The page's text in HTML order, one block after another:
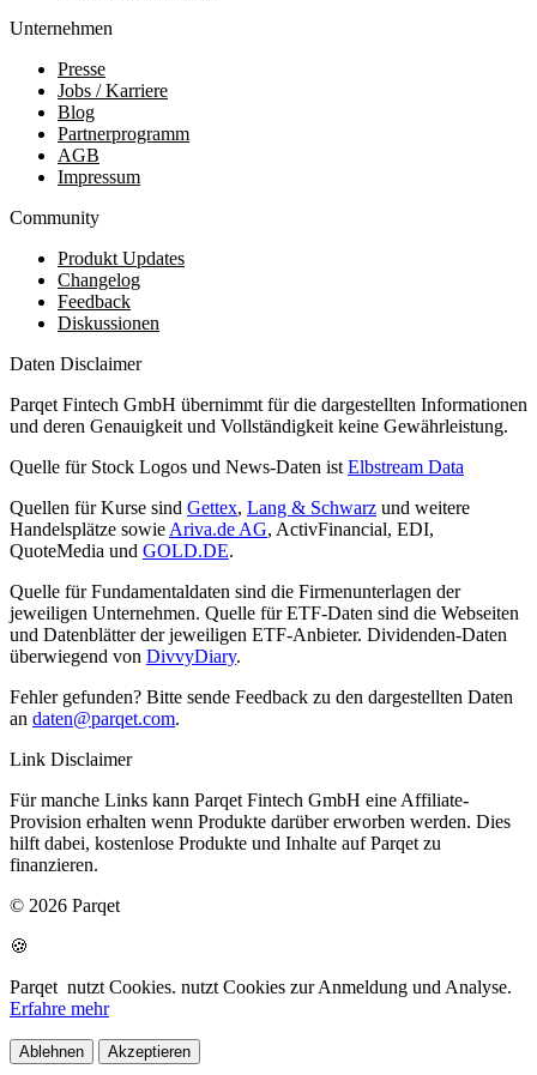
Unternehmen
Presse
Jobs / Karriere
Blog
Partnerprogramm
AGB
Impressum
Community
Produkt Updates
Changelog
Feedback
Diskussionen
Daten Disclaimer
Parqet Fintech GmbH übernimmt für die dargestellten Informationen
und deren Genauigkeit und Vollständigkeit keine Gewährleistung.
Quelle für Stock Logos und News-Daten ist Elbstream Data
Quellen für Kurse sind Gettex, Lang & Schwarz und weitere
Handelsplätze sowie Ariva.de AG, ActivFinancial, EDI,
QuoteMedia und GOLD.DE.
Quelle für Fundamentaldaten sind die Firmenunterlagen der
jeweiligen Unternehmen. Quelle für ETF-Daten sind die Webseiten
und Datenblätter der jeweiligen ETF-Anbieter. Dividenden-Daten
überwiegend von DivvyDiary.
Fehler gefunden? Bitte sende Feedback zu den dargestellten Daten
an daten@parqet.com.
Link Disclaimer
Für manche Links kann Parqet Fintech GmbH eine Affiliate-
Provision erhalten wenn Produkte darüber erworben werden. Dies
hilft dabei, kostenlose Produkte und Inhalte auf Parqet zu
finanzieren.
© 2026 Parqet
🍪
Parqet nutzt Cookies. nutzt Cookies zur Anmeldung und Analyse.
Erfahre mehr
Ablehnen Akzeptieren